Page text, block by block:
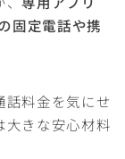
固定電話や携
話料金を気にせ
大きな安心材料